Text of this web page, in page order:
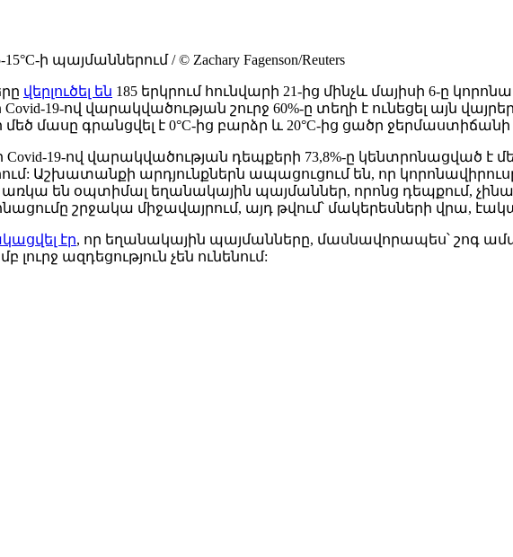
պայմաններում / © Zachary Fagenson/Reuters
վերլուծել են 185 երկրում հունվարի 21-ից մինչև մայիսի 6-ը
19-ով վարակվածության շուրջ 60%-ը տեղի է ունեցել այն
մասը գրանցվել է 0°C-ից բարձր և 20°C-ից ցածր
19-ով վարակվածության դեպքերի 73,8%-ը կենտրոնացված է
Աշխատանքի արդյունքներն ապացուցում են, որ
առկա են օպտիմալ եղանակային պայմաններ, որոնց դեպքում,
շրջակա միջավայրում, այդ թվում՝ մակերեսների վրա,
էր, որ եղանակային պայմանները, մասնավորապես՝ շոգ
ազդեցություն չեն ունենում: